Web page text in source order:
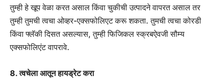
तुम्ही हे खूप वेळा करत असाल किंवा चुकीची उत्पादने वापरत असाल तर
तुम्ही तुमची त्वचा ओव्हर-एक्सफोलिएट करू शकता. तुमची त्वचा कोरडी
किंवा फ्लॅकी दिसत असल्यास, तुम्ही फिजिकल स्क्रबऐवजी सौम्य
एक्सफोलिएंट वापरावे.
8. त्वचेला आतून हायड्रेट करा